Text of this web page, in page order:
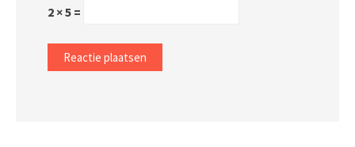
2 × 5 =